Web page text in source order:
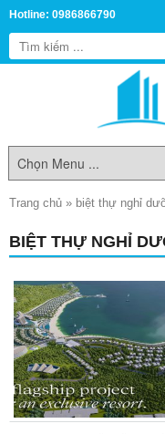
Hotline: 0986866790
Trang chủ » biệt thự nghỉ
BIỆT THỰ NGHỈ